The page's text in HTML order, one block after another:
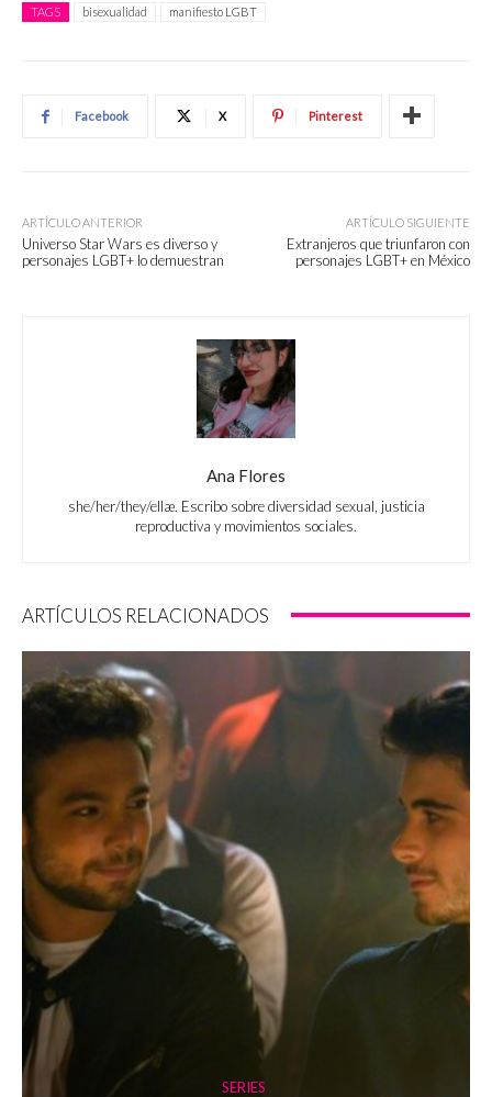
TAGS bisexualidad manifiesto LGBT
Facebook X Pinterest
ARTÍCULO ANTERIOR
Universo Star Wars es diverso y
personajes LGBT+ lo demuestran
ARTÍCULO SIGUIENTE
Extranjeros que triunfaron con
personajes LGBT+ en México
Ana Flores
she/her/they/ellæ. Escribo sobre diversidad sexual, justicia
reproductiva y movimientos sociales.
ARTÍCULOS RELACIONADOS
SERIES